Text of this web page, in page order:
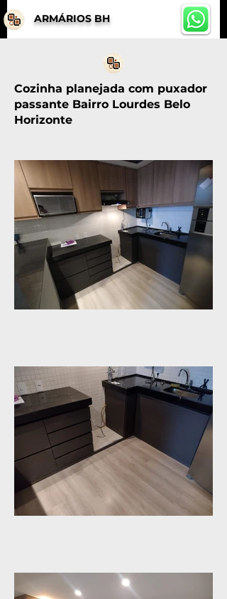
ARMÁRIOS BH
Cozinha planejada com puxador
passante Bairro Lourdes Belo
Horizonte